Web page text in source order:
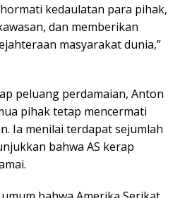
kedaulatan para pihak,
dan memberikan
masyarakat dunia,”
peluang perdamaian, Anton
pihak tetap mencermati
Ia menilai terdapat sejumlah
bahwa AS kerap